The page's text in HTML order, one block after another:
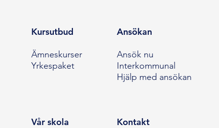
Kursutbud
Ämneskurser
Yrkespaket
Ansökan
Ansök nu
Interkommunal
Hjälp med ansökan
Vår skola Kontakt